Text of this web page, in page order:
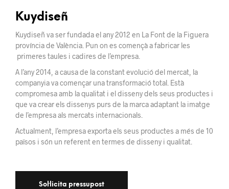
Kuydiseñ
Kuydiseñ va ser fundada el any 2012 en La Font de la Figuera
província de València. Pun on es començà a fabricar les
primeres taules i cadires de l’empresa.
A l’any 2014, a causa de la constant evolució del mercat, la
companyia va començar una transformació total. Està
compromesa amb la qualitat i el disseny dels seus productes i
que va crear els dissenys purs de la marca adaptant la imatge
de l’empresa als mercats internacionals.
Actualment, l’empresa exporta els seus productes a més de 10
països i són un referent en termes de disseny i qualitat.